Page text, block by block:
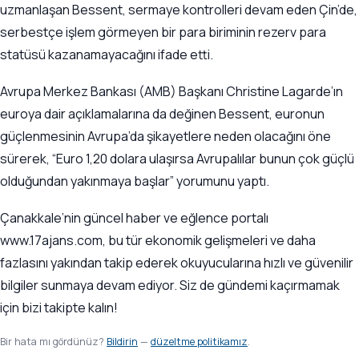
uzmanlaşan Bessent, sermaye kontrolleri devam eden Çin’de,
serbestçe işlem görmeyen bir para biriminin rezerv para
statüsü kazanamayacağını ifade etti.
Avrupa Merkez Bankası (AMB) Başkanı Christine Lagarde’ın
euroya dair açıklamalarına da değinen Bessent, euronun
güçlenmesinin Avrupa’da şikayetlere neden olacağını öne
sürerek, “Euro 1,20 dolara ulaşırsa Avrupalılar bunun çok güçlü
olduğundan yakınmaya başlar” yorumunu yaptı.
Çanakkale’nin güncel haber ve eğlence portalı
www.17ajans.com, bu tür ekonomik gelişmeleri ve daha
fazlasını yakından takip ederek okuyucularına hızlı ve güvenilir
bilgiler sunmaya devam ediyor. Siz de gündemi kaçırmamak
için bizi takipte kalın!
Bir hata mı gördünüz? Bildirin — düzeltme politikamız.